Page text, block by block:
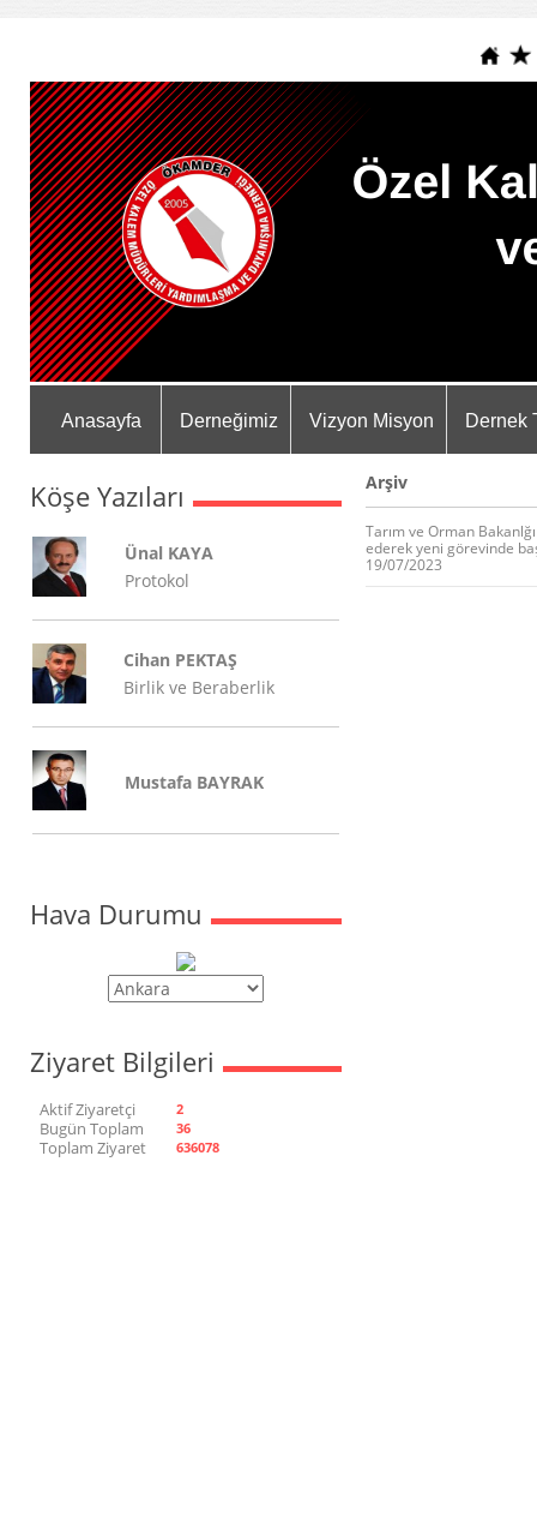
Anasayfa Derneğimiz Vizyon Misyon Dernek
Köşe Yazıları
Ünal KAYA
Protokol
Cihan PEKTAŞ
Birlik ve Beraberlik
Mustafa BAYRAK
Hava Durumu
Ziyaret Bilgileri
Aktif Ziyaretçi 2
Bugün Toplam 36
Toplam Ziyaret 636078
Arşiv
Tarım ve Orman
ederek yeni görevinde
19/07/2023